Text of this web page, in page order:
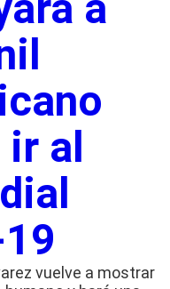
ir al
vuelve a mostrar